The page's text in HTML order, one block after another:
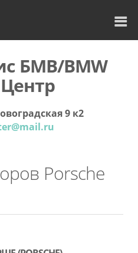
БМВ/BMW
9 к2
Porsche